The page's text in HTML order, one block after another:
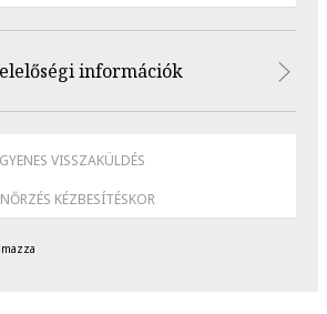
információk
VISSZAKÜLDÉS
KÉZBESÍTÉSKOR